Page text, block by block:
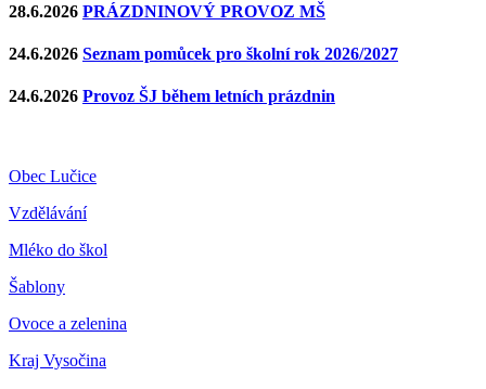
28.6.2026 PRÁZDNINOVÝ PROVOZ MŠ
24.6.2026 Seznam pomůcek pro školní rok 2026/2027
24.6.2026 Provoz ŠJ během letních prázdnin
Obec Lučice
Vzdělávání
Mléko do škol
Šablony
Ovoce a zelenina
Kraj Vysočina